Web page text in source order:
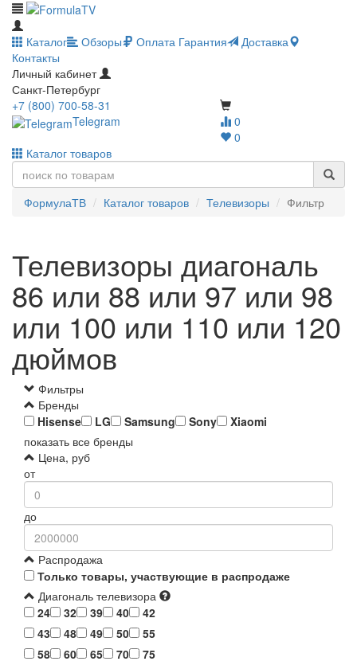
Каталог Обзоры Оплата Гарантия
Доставка
Контакты
Личный кабинет
Санкт-Петербург
0
0
+7 (800) 700-58-31
Telegram
Каталог товаров
ФормулаТВ Каталог товаров Телевизоры Фильтр
Телевизоры диагональ
86 или 88 или 97 или 98
или 100 или 110 или 120
дюймов
Фильтры
Бренды
Hisense
LG Samsung Sony
Xiaomi
показать все бренды
Цена, руб
от
до
Распродажа
Только товары, участвующие в распродаже
Диагональ телевизора
24
32 39 40
42
43
48 49 50
55
58
60 65 70
75